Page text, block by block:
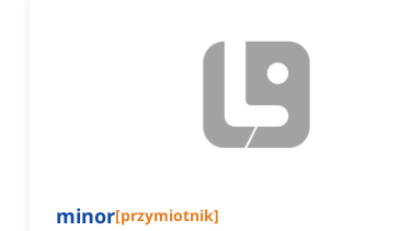
minor[przymiotnik]